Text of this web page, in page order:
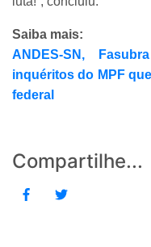
Saiba mais:
ANDES-SN,
inquéritos do MPF
federal
Compartilhe...